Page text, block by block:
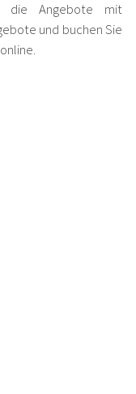
die Angebote mit
und buchen Sie